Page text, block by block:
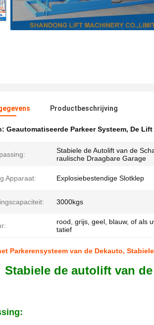
Productbeschrijving
Geautomatiseerde Parkeer Systeem, De
Stabiele de Autolift van de
raulische Draagbare Garage
Apparaat: Explosiebestendige Slotklep
3000kgs
rood, grijs, geel, blauw, of als
tatief
Parkerensysteem van de Dekauto,
Stabiele de autolift van